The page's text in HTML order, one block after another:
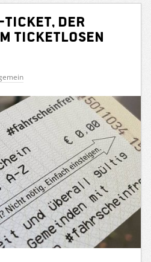
Ticket, der
ticketlosen